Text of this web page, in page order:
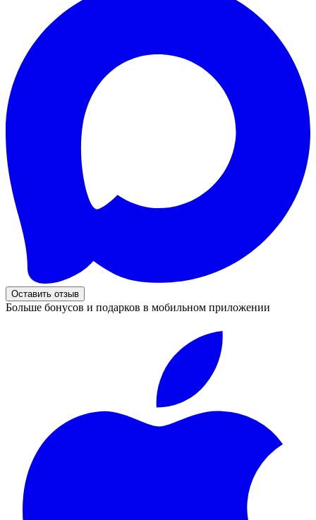
Оставить отзыв
Больше бонусов и подарков в мобильном приложении